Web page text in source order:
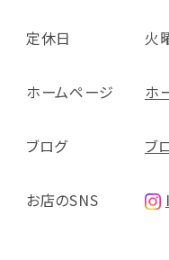
定休日 火
ホームページ ホ
ブログ ブ
お店のSNS